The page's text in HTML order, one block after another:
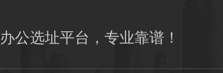
办公选址平台，专业靠谱！